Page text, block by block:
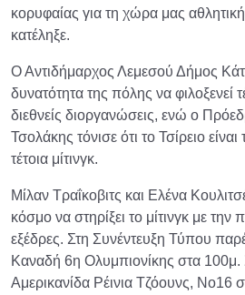
κορυφαίας για τη χώρα μας
κατέληξε.
Ο Αντιδήμαρχος Λεμεσού Δήμος
δυνατότητα της πόλης να φιλοξενεί
διεθνείς διοργανώσεις, ενώ ο
Τσολάκης τόνισε ότι το Τσίρειο
τέτοια μίτινγκ.
Μίλαν Τραΐκοβιτς και Ελένα
κόσμο να στηρίξει το μίτινγκ με την
εξέδρες. Στη Συνέντευξη Τύπου
Καναδή 6η Ολυμπιονίκης στα 100μ.
Αμερικανίδα Ρέινια Τζόουνς, Νο16